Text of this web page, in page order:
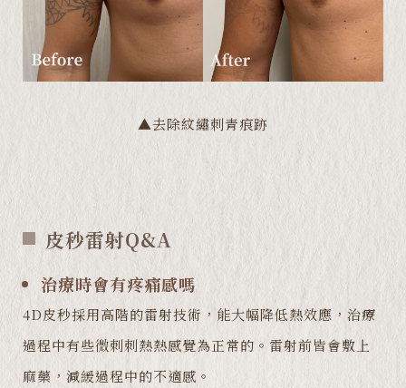
▲去除紋繡刺青痕跡
皮秒雷射Q&A
治療時會有疼痛感嗎
4D皮秒採用高階的雷射技術，能大幅降低熱效應，治療
過程中有些微刺刺熱熱感覺為正常的。雷射前皆會敷上
麻藥，減緩過程中的不適感。